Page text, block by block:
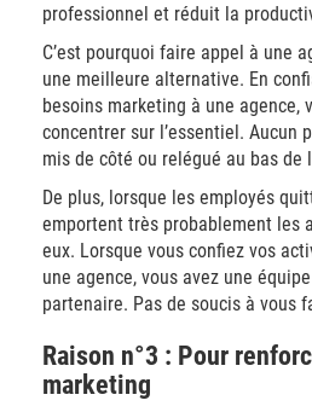
professionnel et réduit la
C’est pourquoi faire appel à une
une meilleure alternative. En
besoins marketing à une agence,
concentrer sur l’essentiel. Aucun
mis de côté ou relégué au bas
De plus, lorsque les employés
emportent très probablement les
eux. Lorsque vous confiez vos
une agence, vous avez une
partenaire. Pas de soucis à vous
Raison n°3 : Pour
marketing